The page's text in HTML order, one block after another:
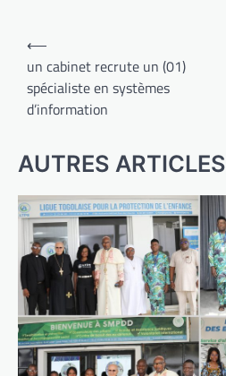
Navigation
de
l’article
⟵
un cabinet recrute un (01)
spécialiste en systèmes
d’information
AUTRES ARTICLES